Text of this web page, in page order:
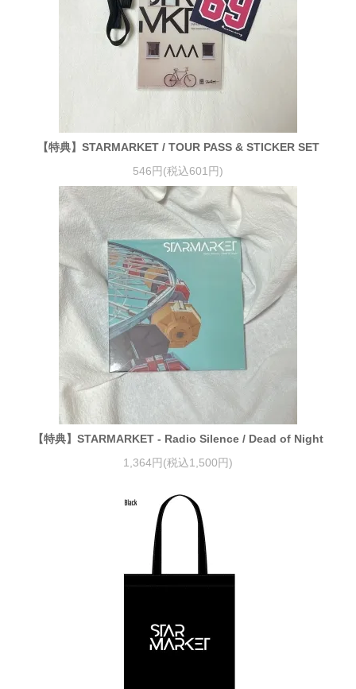
【特典】STARMARKET / TOUR PASS & STICKER SET
546円(税込601円)
【特典】STARMARKET - Radio Silence / Dead of Night
1,364円(税込1,500円)